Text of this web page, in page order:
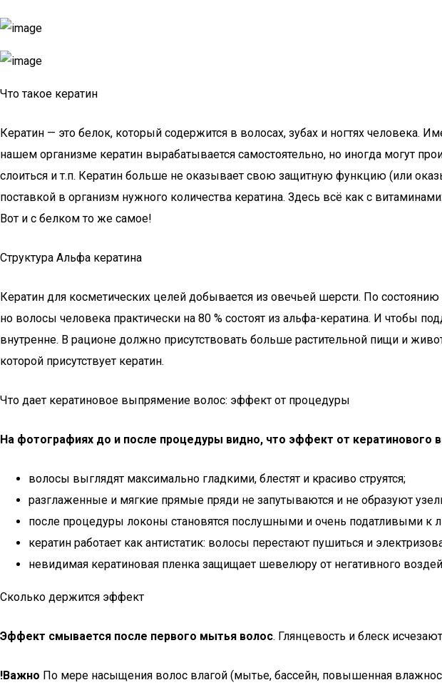
Что такое кератин
Кератин — это белок, который содержится в волосах, зубах и ногтях человека.
нашем организме кератин вырабатывается самостоятельно, но иногда могут
слоиться и т.п. Кератин больше не оказывает свою защитную функцию (или
поставкой в организм нужного количества кератина. Здесь всё как с
Вот и с белком то же самое!
Структура Альфа кератина
Кератин для косметических целей добывается из овечьей шерсти. По
но волосы человека практически на 80 % состоят из альфа-кератина. И чтобы
внутренне. В рационе должно присутствовать больше растительной пищи и
которой присутствует кератин.
Что дает кератиновое выпрямение волос: эффект от процедуры
На фотографиях до и после процедуры видно, что эффект от кератинового
волосы выглядят максимально гладкими, блестят и красиво струятся;
разглаженные и мягкие прямые пряди не запутываются и не образуют
после процедуры локоны становятся послушными и очень податливыми к
кератин работает как антистатик: волосы перестают пушиться и
невидимая кератиновая пленка защищает шевелюру от негативного
Сколько держится эффект
Эффект смывается после первого мытья волос. Глянцевость и блеск
!Важно По мере насыщения волос влагой (мытье, бассейн, повышенная